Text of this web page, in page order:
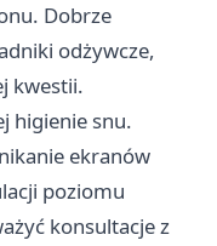
Dobrze
odżywcze,
kwestii.
higienie snu.
ekranów
poziomu
konsultacje z